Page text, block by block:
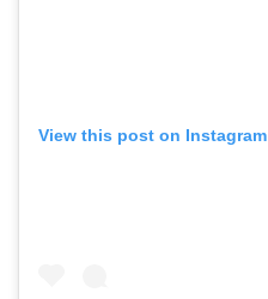
View this post on Instagram